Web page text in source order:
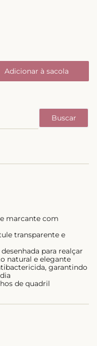
Adicionar à sacola
marcante com
transparente e
para realçar
natural e elegante
garantindo
de quadril